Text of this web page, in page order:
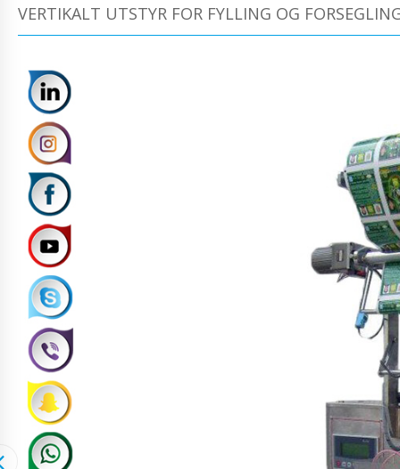
VERTIKALT UTSTYR FOR FYLLING OG